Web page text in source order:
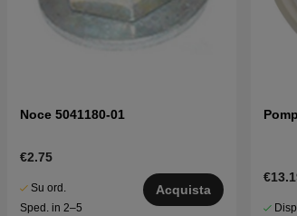
Noce 5041180-01
€2.75
Su ord.
Sped. in 2–5
Acquista